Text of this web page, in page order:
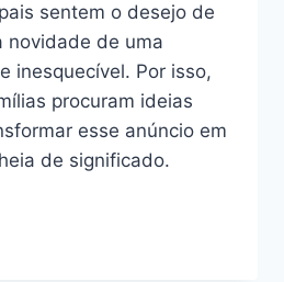
sentem o desejo de
novidade de uma
inesquecível. Por isso,
procuram ideias
esse anúncio em
de significado.